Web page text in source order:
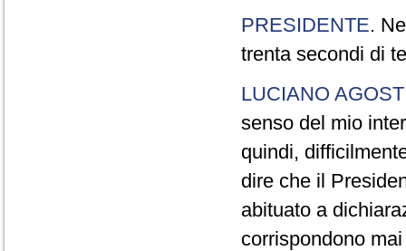
PRESIDENTE.
trenta secondi di
LUCIANO
senso del mio
quindi,
dire che il
abituato a
corrispondono